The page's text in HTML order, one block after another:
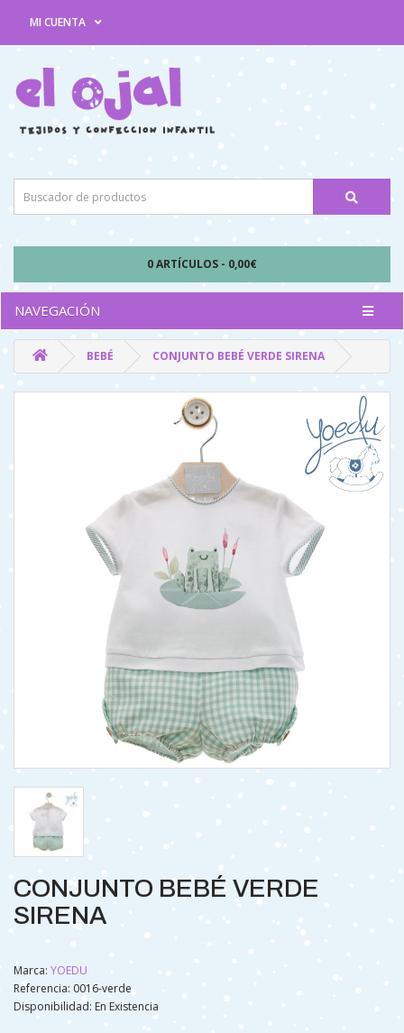
MI CUENTA
0 ARTÍCULOS - 0,00€
NAVEGACIÓN
BEBÉ CONJUNTO BEBÉ VERDE SIRENA
CONJUNTO BEBÉ VERDE
SIRENA
Marca: YOEDU
Referencia: 0016-verde
Disponibilidad: En Existencia